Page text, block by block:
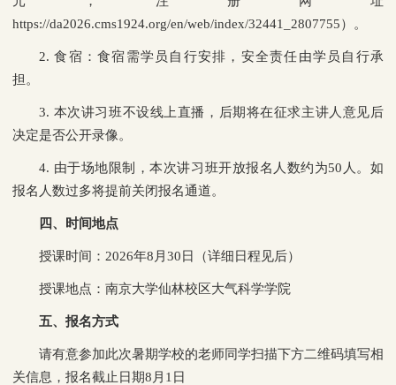
https://da2026.cms1924.org/en/web/index/32441_2807755）。
2. 食宿：食宿需学员自行安排，安全责任由学员自行承
担。
3. 本次讲习班不设线上直播，后期将在征求主讲人意见后
决定是否公开录像。
4. 由于场地限制，本次讲习班开放报名人数约为50人。如
报名人数过多将提前关闭报名通道。
四、时间地点
授课时间：2026年8月30日（详细日程见后）
授课地点：南京大学仙林校区大气科学学院
五、报名方式
请有意参加此次暑期学校的老师同学扫描下方二维码填写相
关信息，报名截止日期8月1日